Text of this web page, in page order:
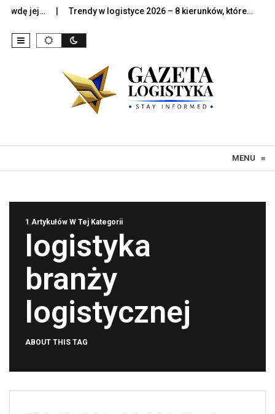
jej… Trendy w logistyce 2026 – 8 kierunków, które…
MENU ≡
1 Artykułów W Tej Kategorii
logistyka
branży
logistycznej
ABOUT THIS TAG